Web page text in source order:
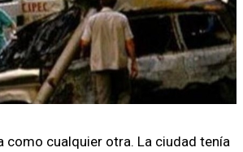
como cualquier otra. La ciudad tenía